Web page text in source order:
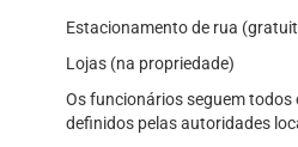
Estacionamento de rua
Lojas (na propriedade)
Os funcionários seguem
definidos pelas autoridades